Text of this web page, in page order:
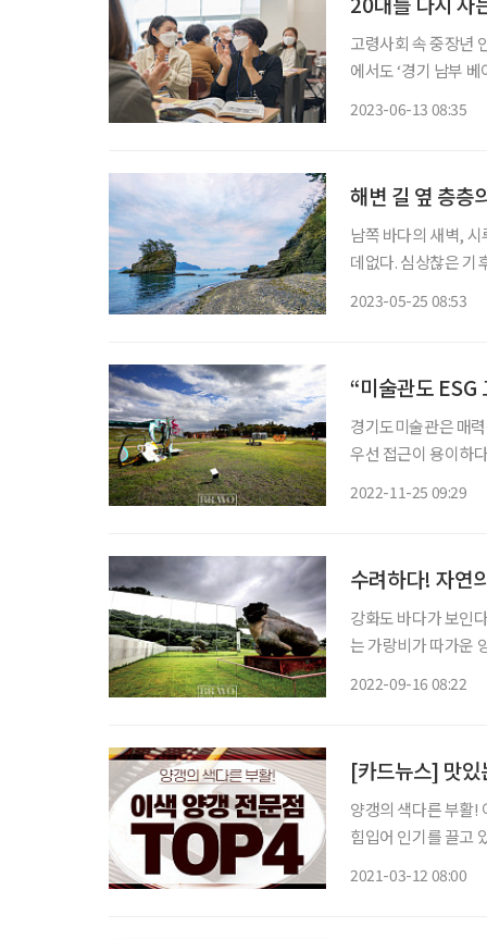
고령사회 속 중장년
에서도 ‘경기 남부
2023-06-13 08:35
해변 길 옆 층층
남쪽 바다의 새벽,
데없다. 심상찮은 기
2023-05-25 08:53
“미술관도 ESG
경기도미술관은 매
우선 접근이 용이하
2022-11-25 09:29
수려하다! 자연
강화도 바다가 보인
는 가랑비가 따가운
2022-09-16 08:22
[카드뉴스] 맛
양갱의 색다른 부활!
힘입어 인기를 끌고
2021-03-12 08:00